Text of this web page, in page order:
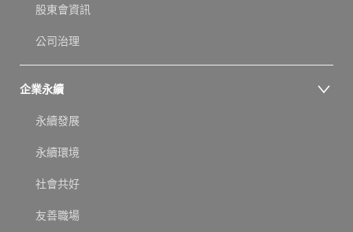
股東會資訊
公司治理
企業永續
永續發展
永續環境
社會共好
友善職場